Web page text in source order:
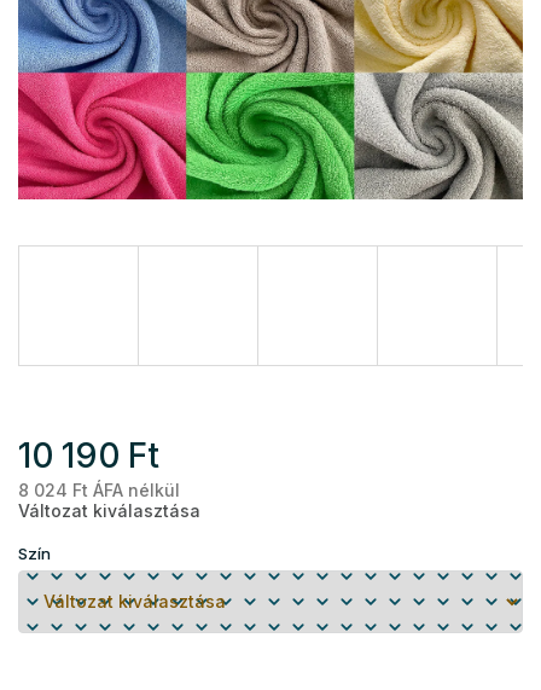
10 190 Ft
8 024 Ft ÁFA nélkül
Változat kiválasztása
Szín